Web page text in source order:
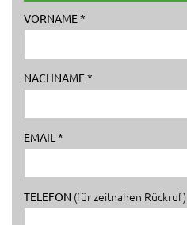
VORNAME *
NACHNAME *
EMAIL *
TELEFON (für zeitnahen Rückruf)